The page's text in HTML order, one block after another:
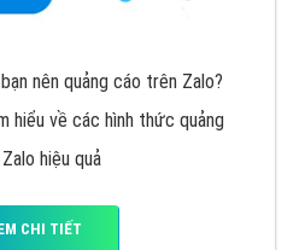
web trực tuyến hiệu quả, hãy
về các hình thức quảng cáo
duyệt Cốc Cốc